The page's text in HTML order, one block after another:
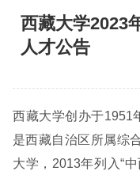
西藏大学2023
人才公告
西藏大学创办于1951
是西藏自治区所属综
大学，2013年列入“